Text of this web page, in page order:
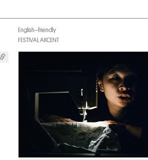
English–friendly
FESTIVAL AKCENT